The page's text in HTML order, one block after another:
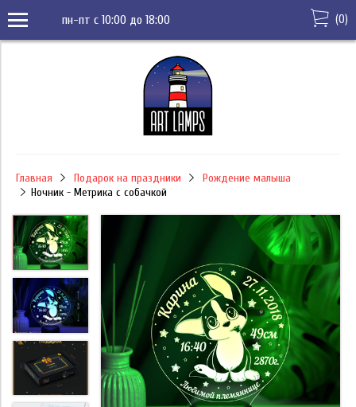
пн-пт с 10:00 до 18:00 (0)
Главная Подарок на праздники
Рождение малыша
Ночник - Метрика с собачкой